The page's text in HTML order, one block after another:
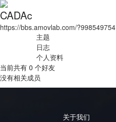
CADAc
https://bbs.amovlab.com/?998549754
主题
日志
个人资料
当前共有 0 个好友
没有相关成员
关于我们